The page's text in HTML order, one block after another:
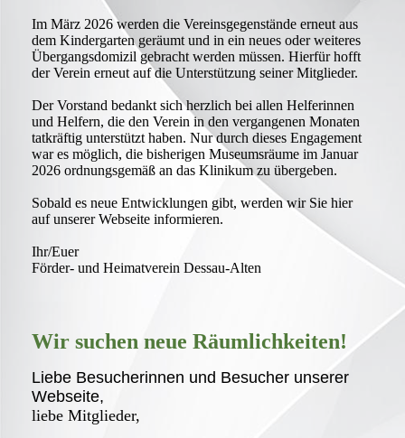
Im März 2026 werden die Vereinsgegenstände erneut aus
dem Kindergarten geräumt und in ein neues oder weiteres
Übergangsdomizil gebracht werden müssen. Hierfür hofft
der Verein erneut auf die Unterstützung seiner Mitglieder.
Der Vorstand bedankt sich herzlich bei allen Helferinnen
und Helfern, die den Verein in den vergangenen Monaten
tatkräftig unterstützt haben. Nur durch dieses Engagement
war es möglich, die bisherigen Museumsräume im Januar
2026 ordnungsgemäß an das Klinikum zu übergeben.
Sobald es neue Entwicklungen gibt, werden wir Sie hier
auf unserer Webseite informieren.
Ihr/Euer
Förder- und Heimatverein Dessau-Alten
Wir suchen neue Räumlichkeiten!
Liebe Besucherinnen und Besucher unserer
Webseite,
liebe Mitglieder,